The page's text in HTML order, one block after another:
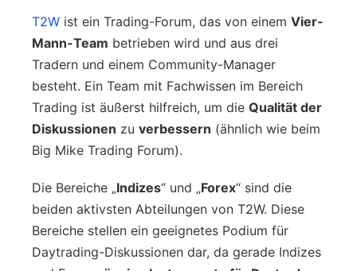
T2W ist ein Trading-Forum, das von einem Vier-
Mann-Team betrieben wird und aus drei
Tradern und einem Community-Manager
besteht. Ein Team mit Fachwissen im Bereich
Trading ist äußerst hilfreich, um die Qualität der
Diskussionen zu verbessern (ähnlich wie beim
Big Mike Trading Forum).
Die Bereiche „Indizes“ und „Forex“ sind die
beiden aktivsten Abteilungen von T2W. Diese
Bereiche stellen ein geeignetes Podium für
Daytrading-Diskussionen dar, da gerade Indizes